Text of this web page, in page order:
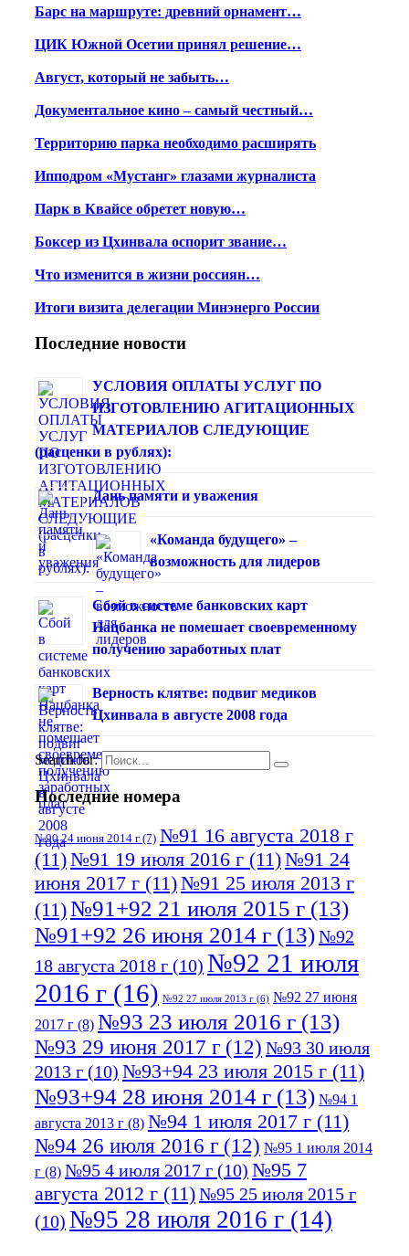
Барс на маршруте: древний орнамент…
ЦИК Южной Осетии принял решение…
Август, который не забыть…
Документальное кино – самый честный…
Территорию парка необходимо расширять
Ипподром «Мустанг» глазами журналиста
Парк в Квайсе обретет новую…
Боксер из Цхинвала оспорит звание…
Что изменится в жизни россиян…
Итоги визита делегации Минэнерго России
Последние новости
УСЛОВИЯ ОПЛАТЫ УСЛУГ ПО
ИЗГОТОВЛЕНИЮ АГИТАЦИОННЫХ
МАТЕРИАЛОВ СЛЕДУЮЩИЕ
(расценки в рублях):
Дань памяти и уважения
«Команда будущего» –
возможность для лидеров
Сбой в системе банковских карт
Нацбанка не помешает своевременному
получению заработных плат
Верность клятве: подвиг медиков
Цхинвала в августе 2008 года
Search for:
Последние номера
№90 24 июня 2014 г (7) №91 16 августа 2018 г
(11)№91 19 июля 2016 г (11)№91 24
июня 2017 г (11)№91 25 июля 2013 г
(11)№91+92 21 июля 2015 г (13)
№91+92 26 июня 2014 г (13)№92
18 августа 2018 г (10) №92 21 июля
2016 г (16) №92 27 июля 2013 г (6) №92 27 июня
2017 г (8) №93 23 июля 2016 г (13)
№93 29 июня 2017 г (12) №93 30 июля
2013 г (10) №93+94 23 июля 2015 г (11)
№93+94 28 июня 2014 г (13) №94 1
августа 2013 г (8) №94 1 июля 2017 г (11)
№94 26 июля 2016 г (12) №95 1 июля 2014
г (8) №95 4 июля 2017 г (10) №95 7
августа 2012 г (11)№95 25 июля 2015 г
(10) №95 28 июля 2016 г (14)